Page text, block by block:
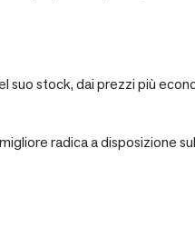
suo stock, dai prezzi più
radica a disposizione